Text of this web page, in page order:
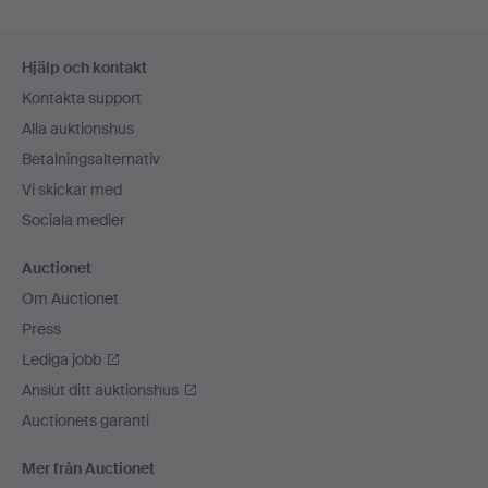
Hjälp och kontakt
Kontakta support
Alla auktionshus
Betalningsalternativ
Vi skickar med
Sociala medier
Auctionet
Om Auctionet
Press
Lediga jobb
Anslut ditt auktionshus
Auctionets garanti
Mer från Auctionet